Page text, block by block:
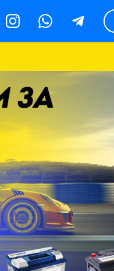
InstagramWhatsappTelegram